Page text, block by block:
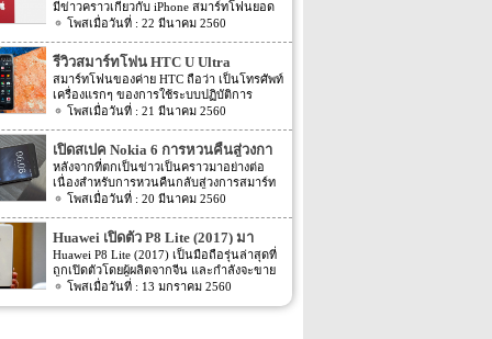
สนใจอีก Nubia M2 ใช้กล้องหน้าแบบคู่ที่มี
ความละเอียดสูงถึง 13MP มีรูรับแสง f 2.2
กล้องหน้าสำหรับการเซลฟี่มีความละเอียด
16MP พร้อมกับรูรับแสง f/2.0 กล้องหน้า
สามารถจับภาพได้กว้างถึง 80 องศา นั้นจะ
ทำให้การถ่ายรูปเซลฟี่ได้กว้างมากยิ่งขึ้น
หน้าจอเป็นแบบ AMOLED มีความละเอียดสูง
ถึง 1080p ขนาด 5.5 นิ้ว ระบบประมวลผล
การทำงานจะเป็นชิปเซ็ต Snapdragon 625
เป็นชิปประมวลผลของ Qualcomm ใช้ RAM
4GB หน่วยความจำมีให้เลือกอยู่ 2 ขนาด คือ
[…]
มีข่าวคราวเกี่ยวกับ iPhone สมาร์ทโฟนยอด
ฮิตในประเทศไทยและทั่วโลก และในช่วงที่
อาจจะพลาดโอกาสได้สัมผัสเทคโนโลยีอัน
ทันสมัยในคราวนั้น แต่ก็ถือว่า เป็นความโชค
ดีที่คุณกำลังจะได้สัมผัสกับ iPhone 7 ที่มา
พร้อมการออกแบบสีของบอดี้ด้วยสีแดงอัน
ร้อนแรง เร้าใจแบบสุดๆ ทำให้สาวกของ
Apple กระเป๋าสั่นกันเลยทีเดียว การออกแบบ
iPhone 7 สีแดง ได้แรงบันดาลใจมาจากการ
กุศลของ iGadget ซึ่งปกติแล้ว การปรับแต่ง
Apple จะให้บริษัทข้างนอกช่วยในการปรับ
แต่งให้ แต่บอดี้นี้สีนี้ Apple ลงแรงปรับแต่งเอง
สีแดงอันร้อนแรง Apple จะจับความร้อนแรง
ลงไปใน iPhone 7 และ iPhone 7 Plus ทาง
บริษัท Apple ได้กำหนดวันจำหน่ายในวันศุกร์
ที่ 24 มีนาคม 2560 ที่จะถึงนี้ เวลาในการเปิด
ขายเป็นเวลาช่วงเช้าประมาณ 8.01 น. (เป็น
เวลาในฝั่งประเทศแถบแปซิฟิก) การเปิดตัว
22 มีนาคม 2560
รีวิวสมาร์ทโฟน HTC U Ultra
สมาร์ทโฟนของค่าย HTC ถือว่า เป็นโทรศัพท์
เครื่องแรกๆ ของการใช้ระบบปฏิบัติการ
Android หลายคนน่าจะจำได้ ในช่วงนั้นมี
Bird ที่ฮิตกันทั่วบ้านทั่วเมือง สมาร์ทโฟนหนึ่ง
ในที่สามารถเล่นเกมส์ Angry Bird นี้ได้ ก็คือ
สมาร์ทโฟนจากค่าย HTC หลังจากนั้น HTC
ก็ได้มีการพัฒนาสมาร์ทโฟนขึ้นมาอีก
มากมาย ล่าสุดได้เตรียมปล่อยรุ่นใหม่ อย่าง
HTC U Ultra HTC U Ultra มาพร้อมกับหน้า
จอ Super LCD5 มีขนาด 5.7 นิ้ว หน้าจอเป็น
แบบ Gorilla Glass 5 ซึ่งเป็นหน้าจอใหม่ที่
สามารถป้องกันรอยขีดข่วนได้ ความละเอียด
ของภาพสูงถึง 1,040 X 2,560 พิกเซล
(513ppi) ใช้ชิปประมวลผล Snapdragon 820
ที่มีความเร็วให้เลือกถึง 2 แบบ คือ 2.15GHz
21 มีนาคม 2560
เปิดสเปค Nokia 6 การหวนคืนสู่วงกา
รสมาร์ทโฟน
หลังจากที่ตกเป็นข่าวเป็นคราวมาอย่างต่อ
เนื่องสำหรับการหวนคืนกลับสู่วงการสมาร์ท
โฟน อย่างสมาร์ทโฟนในแบรนด์ Nokia ครั้ง
เอาสมาร์ทโฟนรุ่นนี้ไปทดสอบในห้องปฏิบัติ
การ Nokia 6 เปิดตัวรุ่นแรกภายใต้ชื่อรุ่น TA-
1000 ซึ่งจะมีความน่าสนใจทั้งในเรื่องของ
ซอฟต์แวร์และวัสดุอุปกรณ์ที่นำมาผลิตต่างๆ
Nokia 6 ไม่ได้เป็นสมาร์ทโฟนระดับสูง แต่จะ
เป็นสมาร์ทโฟนราคากลางๆ ที่เตรียมตัวจะมา
20 มีนาคม 2560
Huawei เปิดตัว P8 Lite (2017) มา
พร้อมหน้าจอ 1080p ชิพเซ็ท Kirin
655
Huawei P8 Lite (2017) เป็นมือถือรุ่นล่าสุดที่
ถูกเปิดตัวโดยผู้ผลิตจากจีน และกำลังจะขาย
ในตลาดยุโรปบางประเทศในเร็วๆ นี้ แต่การ
13 มกราคม 2560